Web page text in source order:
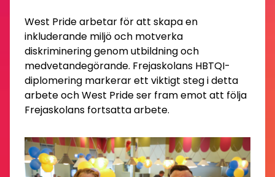
West Pride arbetar för att skapa en
inkluderande miljö och motverka
diskriminering genom utbildning och
medvetandegörande. Frejaskolans HBTQI-
diplomering markerar ett viktigt steg i detta
arbete och West Pride ser fram emot att följa
Frejaskolans fortsatta arbete.